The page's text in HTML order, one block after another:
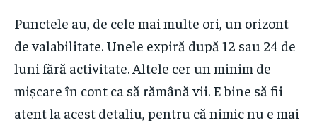
Punctele au, de cele mai multe ori, un orizont
de valabilitate. Unele expiră după 12 sau 24 de
luni fără activitate. Altele cer un minim de
mișcare în cont ca să rămână vii. E bine să fii
atent la acest detaliu, pentru că nimic nu e mai